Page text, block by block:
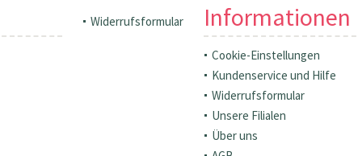
Widerrufsformular Informationen
Cookie-Einstellungen
Kundenservice und Hilfe
Widerrufsformular
Unsere Filialen
Über uns